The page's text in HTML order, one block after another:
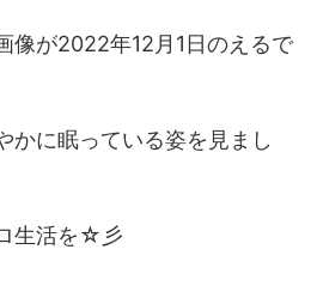
像が2022年12月1日のえるで
かに眠っている姿を見まし
生活を☆彡